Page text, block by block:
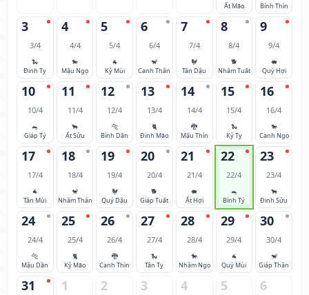
Ất Mão
Bính Thìn
3
3/4
🐍
Đinh Tỵ
4
4/4
🐎
Mậu Ngọ
5
5/4
🐐
Kỷ Mùi
6
6/4
🐒
Canh Thân
7
7/4
🐓
Tân Dậu
8
8/4
🐕
Nhâm Tuất
9
9/4
🐖
Quý Hợi
10
10/4
🐀
Giáp Tý
11
11/4
🐂
Ất Sửu
12
12/4
🐅
Bính Dần
13
13/4
🐈
Đinh Mão
14
14/4
🐉
Mậu Thìn
15
15/4
🐍
Kỷ Tỵ
16
16/4
🐎
Canh Ngọ
17
17/4
🐐
Tân Mùi
18
18/4
🐒
Nhâm Thân
19
19/4
🐓
Quý Dậu
20
20/4
🐕
Giáp Tuất
21
21/4
🐖
Ất Hợi
22
22/4
🐀
Bính Tý
23
23/4
🐂
Đinh Sửu
24
24/4
🐅
Mậu Dần
25
25/4
🐈
Kỷ Mão
26
26/4
🐉
Canh Thìn
27
27/4
🐍
Tân Tỵ
28
28/4
🐎
Nhâm Ngọ
29
29/4
🐐
Quý Mùi
30
30/4
🐒
Giáp Thân
31 1 2 3 4 5 6